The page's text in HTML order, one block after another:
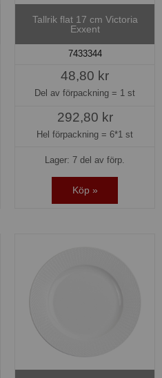
Tallrik flat 17 cm Victoria
Exxent
7433344
48,80 kr
Del av förpackning = 1 st
292,80 kr
Hel förpackning = 6*1 st
Lager: 7 del av förp.
Köp »